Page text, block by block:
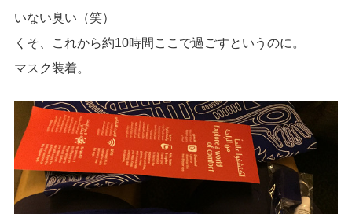
いない臭い（笑）
くそ、これから約10時間ここで過ごすというのに。
マスク装着。